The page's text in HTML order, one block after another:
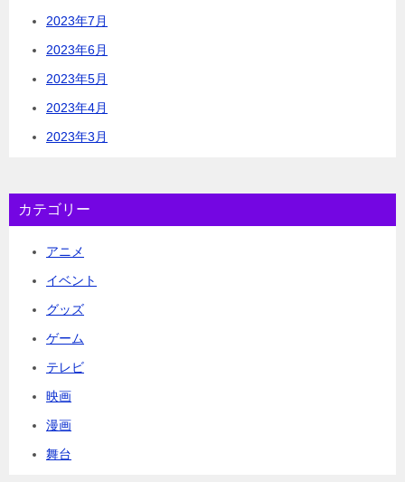
2023年7月
2023年6月
2023年5月
2023年4月
2023年3月
カテゴリー
アニメ
イベント
グッズ
ゲーム
テレビ
映画
漫画
舞台